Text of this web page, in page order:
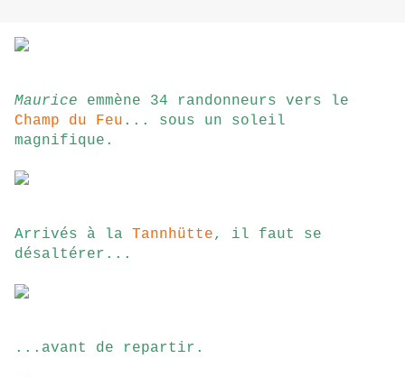
Maurice emmène 34 randonneurs vers le
Champ du Feu ... sous un soleil
magnifique.
Arrivés à la Tannhütte, il faut se
désaltérer...
...avant de repartir.